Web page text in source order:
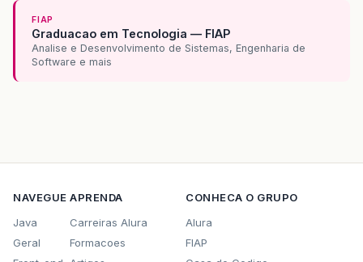
FIAP
Graduacao em Tecnologia — FIAP
Analise e Desenvolvimento de Sistemas, Engenharia de
Software e mais
NAVEGUE
Java
Geral
APRENDA
Carreiras Alura
Formacoes
CONHECA O GRUPO
Alura
FIAP